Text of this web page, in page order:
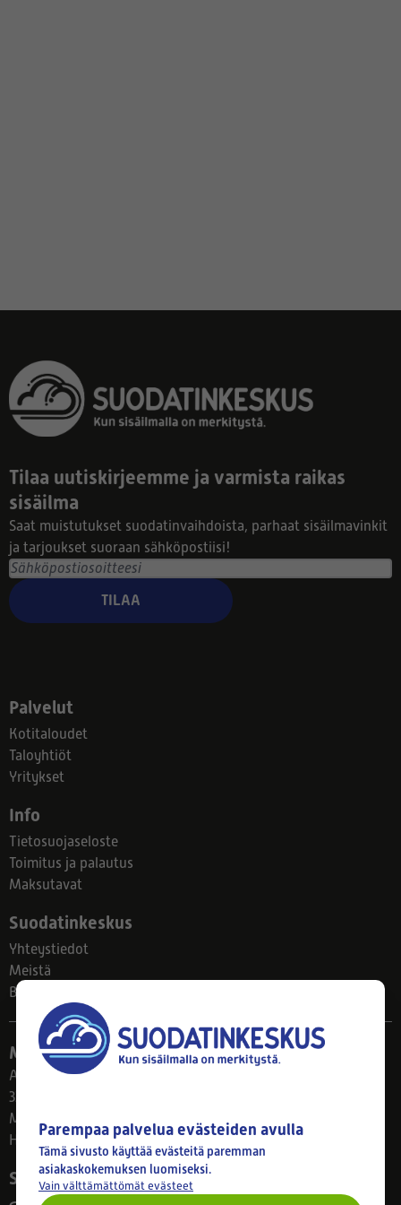
Tilaa uutiskirjeemme ja varmista raikas
sisäilma
Saat muistutukset suodatinvaihdoista, parhaat sisäilmavinkit
ja tarjoukset suoraan sähköpostiisi!
TILAA
Palvelut
Kotitaloudet
Taloyhtiöt
Yritykset
Info
Tietosuojaseloste
Toimitus ja palautus
Maksutavat
Suodatinkeskus
Yhteystiedot
Meistä
Blogi
Myymälä
Ahlmanintie 61
33800 Tampere
Ma–Pe 8–17
Huom! Myymälän poikkeusaukiolot: 27.7.-21.8. klo 8-16
Seuraa meitä
Parempaa palvelua evästeiden avulla
Tämä sivusto käyttää evästeitä paremman
asiakaskokemuksen luomiseksi.
Vain välttämättömät evästeet